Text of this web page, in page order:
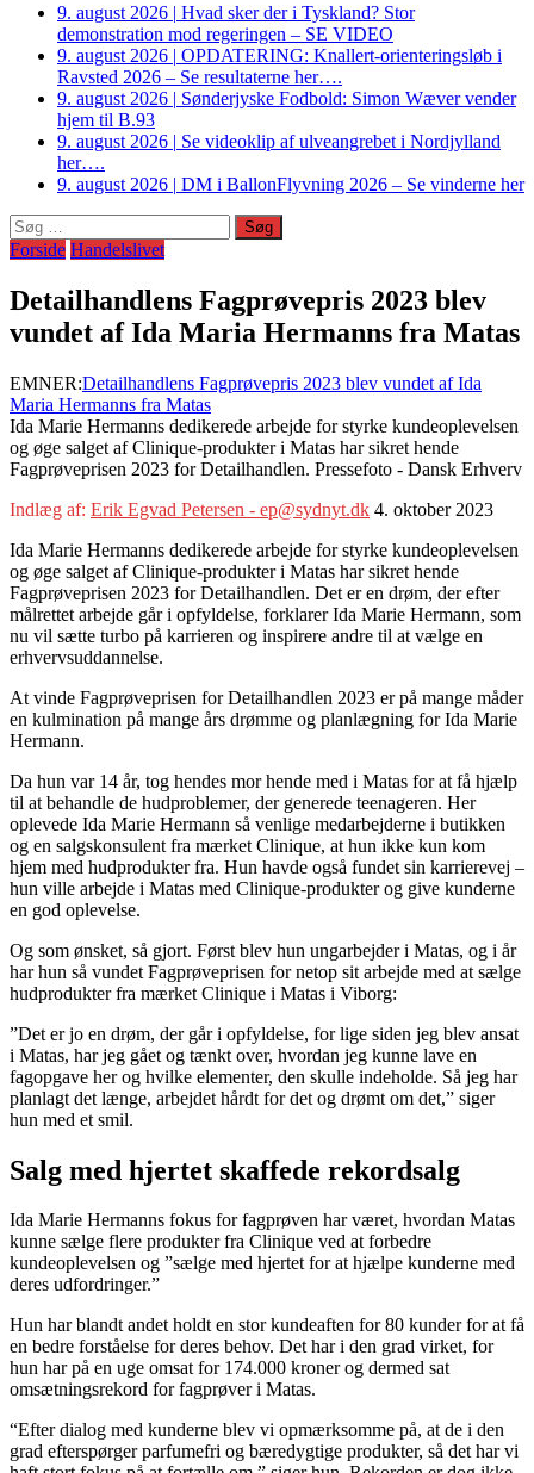
9. august 2026 | Hvad sker der i Tyskland? Stor
demonstration mod regeringen – SE VIDEO
9. august 2026 | OPDATERING: Knallert-orienteringsløb i
Ravsted 2026 – Se resultaterne her….
9. august 2026 | Sønderjyske Fodbold: Simon Wæver vender
hjem til B.93
9. august 2026 | Se videoklip af ulveangrebet i Nordjylland
her….
9. august 2026 | DM i BallonFlyvning 2026 – Se vinderne her
Søg
efter:
Forside Handelslivet
Detailhandlens Fagprøvepris 2023 blev
vundet af Ida Maria Hermanns fra Matas
EMNER:Detailhandlens Fagprøvepris 2023 blev vundet af Ida
Maria Hermanns fra Matas
Ida Marie Hermanns dedikerede arbejde for styrke kundeoplevelsen
og øge salget af Clinique-produkter i Matas har sikret hende
Fagprøveprisen 2023 for Detailhandlen. Pressefoto - Dansk Erhverv
Indlæg af: Erik Egvad Petersen - ep@sydnyt.dk 4. oktober 2023
Ida Marie Hermanns dedikerede arbejde for styrke kundeoplevelsen
og øge salget af Clinique-produkter i Matas har sikret hende
Fagprøveprisen 2023 for Detailhandlen. Det er en drøm, der efter
målrettet arbejde går i opfyldelse, forklarer Ida Marie Hermann, som
nu vil sætte turbo på karrieren og inspirere andre til at vælge en
erhvervsuddannelse.
At vinde Fagprøveprisen for Detailhandlen 2023 er på mange måder
en kulmination på mange års drømme og planlægning for Ida Marie
Hermann.
Da hun var 14 år, tog hendes mor hende med i Matas for at få hjælp
til at behandle de hudproblemer, der generede teenageren. Her
oplevede Ida Marie Hermann så venlige medarbejderne i butikken
og en salgskonsulent fra mærket Clinique, at hun ikke kun kom
hjem med hudprodukter fra. Hun havde også fundet sin karrierevej –
hun ville arbejde i Matas med Clinique-produkter og give kunderne
en god oplevelse.
Og som ønsket, så gjort. Først blev hun ungarbejder i Matas, og i år
har hun så vundet Fagprøveprisen for netop sit arbejde med at sælge
hudprodukter fra mærket Clinique i Matas i Viborg:
”Det er jo en drøm, der går i opfyldelse, for lige siden jeg blev ansat
i Matas, har jeg gået og tænkt over, hvordan jeg kunne lave en
fagopgave her og hvilke elementer, den skulle indeholde. Så jeg har
planlagt det længe, arbejdet hårdt for det og drømt om det,” siger
hun med et smil.
Salg med hjertet skaffede rekordsalg
Ida Marie Hermanns fokus for fagprøven har været, hvordan Matas
kunne sælge flere produkter fra Clinique ved at forbedre
kundeoplevelsen og ”sælge med hjertet for at hjælpe kunderne med
deres udfordringer.”
Hun har blandt andet holdt en stor kundeaften for 80 kunder for at få
en bedre forståelse for deres behov. Det har i den grad virket, for
hun har på en uge omsat for 174.000 kroner og dermed sat
omsætningsrekord for fagprøver i Matas.
“Efter dialog med kunderne blev vi opmærksomme på, at de i den
grad efterspørger parfumefri og bæredygtige produkter, så det har vi